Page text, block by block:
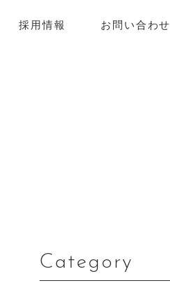
採用情報 お問い合わせ
Category